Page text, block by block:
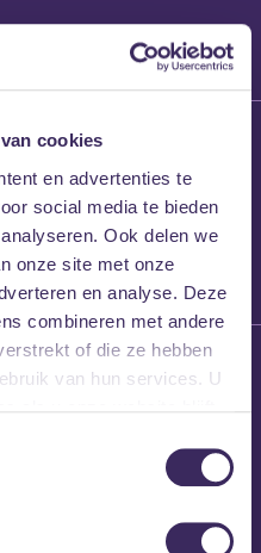
cookies
en advertenties te
social media te bieden
Ook delen we
onze site met onze
en analyse. Deze
combineren met andere
of die ze hebben
van hun services. U
maart 2026
Blog:
Kalf
maart 2026
Blog: High